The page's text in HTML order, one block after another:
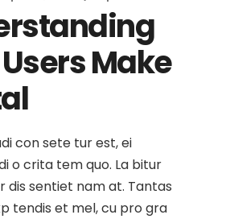
Make
con sete tur est, ei
o crita tem quo. La bitur
dis sentiet nam at. Tantas
tendis et mel, cu pro gra